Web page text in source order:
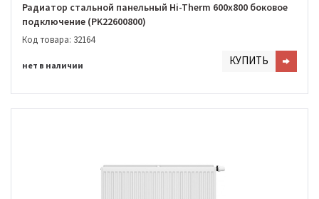
Радиатор стальной панельный Hi-Therm 600х800 боковое
подключение (PK22600800)
Код товара: 32164
нет в наличии КУПИТЬ